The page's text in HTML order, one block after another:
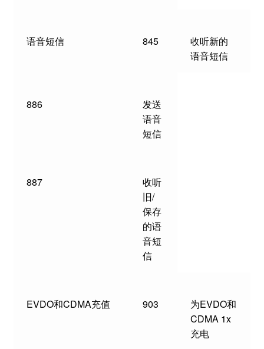
语音短信 845
收听新的
语音短信
886
发送
语音
短信
887
收听
旧/
保存
的语
音短
信
EVDO和CDMA充值 903
为EVDO和
CDMA 1x
充电